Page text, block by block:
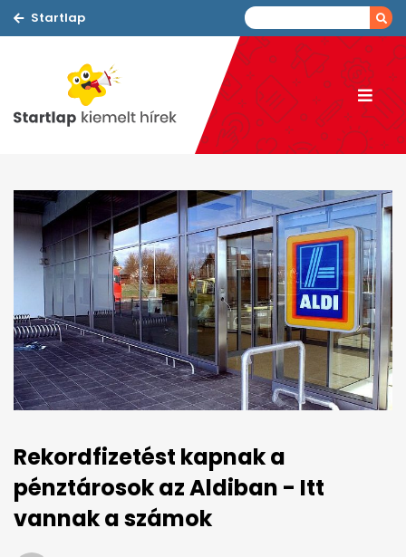
Startlap
Rekordfizetést kapnak a
pénztárosok az Aldiban - Itt
vannak a számok